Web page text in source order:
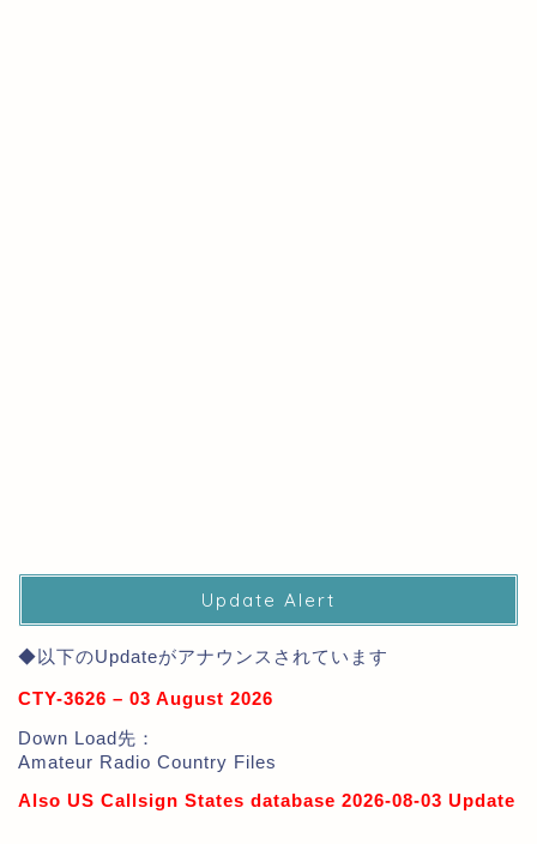
Update Alert
◆以下のUpdateがアナウンスされています
CTY-3626 – 03 August 2026
Down Load先：
Amateur Radio Country Files
Also US Callsign States database 2026-08-03 Update